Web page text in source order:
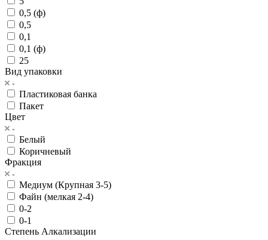
0,5 (ф)
0,5
0,1
0,1 (ф)
25
Вид упаковки
Пластиковая банка
Пакет
Цвет
Белый
Коричневый
Фракция
Медиум (Крупная 3-5)
Файн (мелкая 2-4)
0-2
0-1
Степень Алкализации